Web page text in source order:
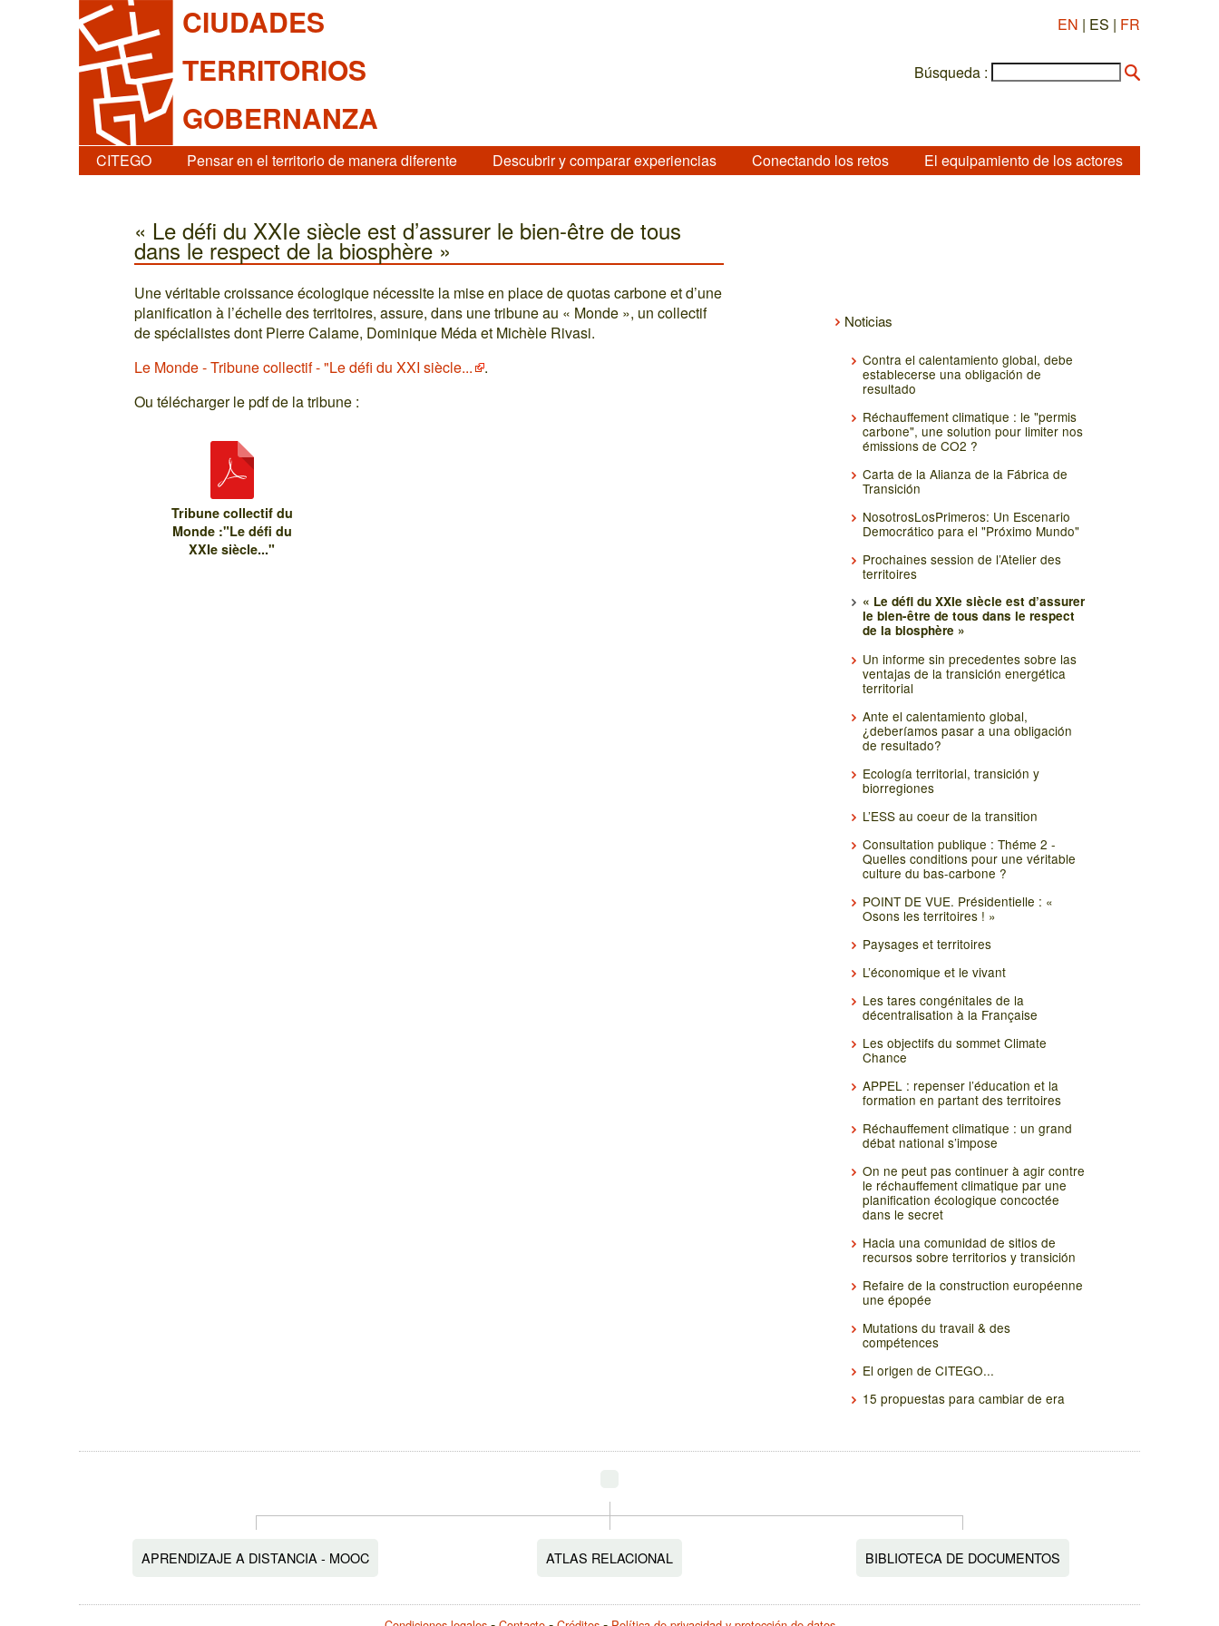
CIUDADES
TERRITORIOS
GOBERNANZA
EN | ES | FR
Búsqueda :
CITEGO Pensar en el territorio de manera diferente Descubrir y comparar experiencias Conectando los retos El equipamiento de los actores
« Le défi du XXIe siècle est d’assurer le bien-être de tous
dans le respect de la biosphère »
Une véritable croissance écologique nécessite la mise en place de quotas carbone et d’une
planification à l’échelle des territoires, assure, dans une tribune au « Monde », un collectif
de spécialistes dont Pierre Calame, Dominique Méda et Michèle Rivasi.
Le Monde - Tribune collectif - "Le défi du XXI siècle...
.
Ou télécharger le pdf de la tribune :
Tribune collectif du
Monde :"Le défi du
XXIe siècle..."
Noticias
Contra el calentamiento global, debe
establecerse una obligación de
resultado
Réchauffement climatique : le "permis
carbone", une solution pour limiter nos
émissions de CO2 ?
Carta de la Alianza de la Fábrica de
Transición
NosotrosLosPrimeros: Un Escenario
Democrático para el "Próximo Mundo"
Prochaines session de l’Atelier des
territoires
« Le défi du XXIe siècle est d’assurer
le bien-être de tous dans le respect
de la biosphère »
Un informe sin precedentes sobre las
ventajas de la transición energética
territorial
Ante el calentamiento global,
¿deberíamos pasar a una obligación
de resultado?
Ecología territorial, transición y
biorregiones
L’ESS au coeur de la transition
Consultation publique : Théme 2 -
Quelles conditions pour une véritable
culture du bas-carbone ?
POINT DE VUE. Présidentielle : «
Osons les territoires ! »
Paysages et territoires
L’économique et le vivant
Les tares congénitales de la
décentralisation à la Française
Les objectifs du sommet Climate
Chance
APPEL : repenser l’éducation et la
formation en partant des territoires
Réchauffement climatique : un grand
débat national s’impose
On ne peut pas continuer à agir contre
le réchauffement climatique par une
planification écologique concoctée
dans le secret
Hacia una comunidad de sitios de
recursos sobre territorios y transición
Refaire de la construction européenne
une épopée
Mutations du travail & des
compétences
El origen de CITEGO...
15 propuestas para cambiar de era
APRENDIZAJE A DISTANCIA - MOOC ATLAS RELACIONAL BIBLIOTECA DE DOCUMENTOS